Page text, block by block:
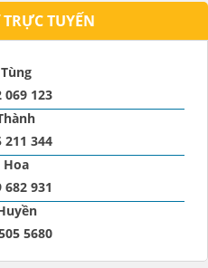
TUYẾN
123
344
Hoa
931
5680